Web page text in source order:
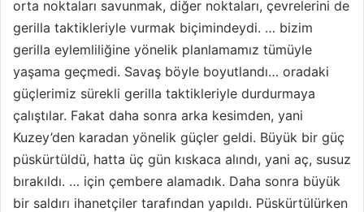
orta noktaları savunmak, diğer noktaları, çevrelerini de
gerilla taktikleriyle vurmak biçimindeydi. … bizim
gerilla eylemliliğine yönelik planlamamız tümüyle
yaşama geçmedi. Savaş böyle boyutlandı… oradaki
güçlerimiz sürekli gerilla taktikleriyle durdurmaya
çalıştılar. Fakat daha sonra arka kesimden, yani
Kuzey’den karadan yönelik güçler geldi. Büyük bir güç
püskürtüldü, hatta üç gün kıskaca alındı, yani aç, susuz
bırakıldı. … için çembere alamadık. Daha sonra büyük
bir saldırı ihanetçiler tarafından yapıldı. Püskürtülürken